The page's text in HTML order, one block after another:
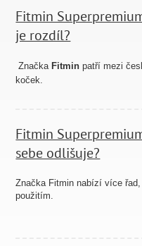
Fitmin
je rozdíl?
Značka Fitmin patří mezi
koček.
Fitmin
sebe odlišuje?
Značka Fitmin nabízí více
použitím.